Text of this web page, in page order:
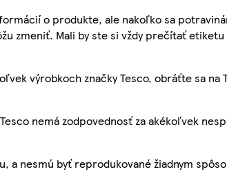
o produkte, ale nakoľko sa
zmeniť. Mali by ste si vždy prečítať
výrobkoch značky Tesco, obráťte sa na
nemá zodpovednosť za akékoľvek
nesmú byť reprodukované žiadnym